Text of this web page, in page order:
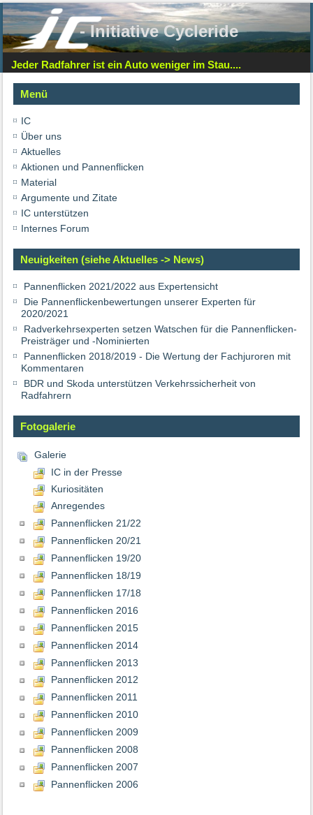
- Initiative Cycleride
Jeder Radfahrer ist ein Auto weniger im Stau....
Menü
IC
Über uns
Aktuelles
Aktionen und Pannenflicken
Material
Argumente und Zitate
IC unterstützen
Internes Forum
Neuigkeiten (siehe Aktuelles -> News)
Pannenflicken 2021/2022 aus Expertensicht
Die Pannenflickenbewertungen unserer Experten für
2020/2021
Radverkehrsexperten setzen Watschen für die Pannenflicken-
Preisträger und -Nominierten
Pannenflicken 2018/2019 - Die Wertung der Fachjuroren mit
Kommentaren
BDR und Skoda unterstützen Verkehrssicherheit von
Radfahrern
Fotogalerie
Galerie
IC in der Presse
Kuriositäten
Anregendes
Pannenflicken 21/22
Pannenflicken 20/21
Pannenflicken 19/20
Pannenflicken 18/19
Pannenflicken 17/18
Pannenflicken 2016
Pannenflicken 2015
Pannenflicken 2014
Pannenflicken 2013
Pannenflicken 2012
Pannenflicken 2011
Pannenflicken 2010
Pannenflicken 2009
Pannenflicken 2008
Pannenflicken 2007
Pannenflicken 2006